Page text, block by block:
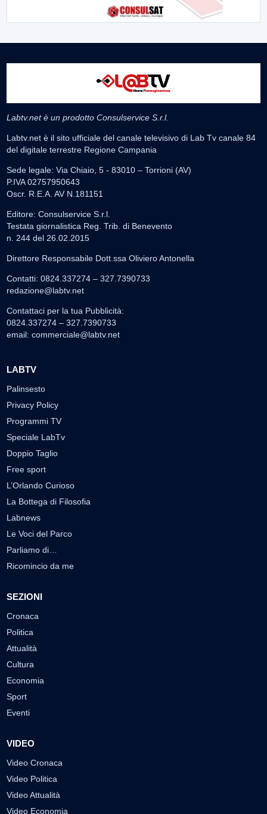
Labtv.net è un prodotto Consulservice S.r.l.
Labtv.net è il sito ufficiale del canale televisivo di Lab Tv canale 84
del digitale terrestre Regione Campania
Sede legale: Via Chiaio, 5 - 83010 – Torrioni (AV)
P.IVA 02757950643
Oscr. R.E.A. AV N.181151
Editore: Consulservice S.r.l.
Testata giornalistica Reg. Trib. di Benevento
n. 244 del 26.02.2015
Direttore Responsabile Dott.ssa Oliviero Antonella
Contatti: 0824.337274 – 327.7390733
redazione@labtv.net
Contattaci per la tua Pubblicità:
0824.337274 – 327.7390733
email: commerciale@labtv.net
LABTV
Palinsesto
Privacy Policy
Programmi TV
Speciale LabTv
Doppio Taglio
Free sport
L’Orlando Curioso
La Bottega di Filosofia
Labnews
Le Voci del Parco
Parliamo di…
Ricomincio da me
SEZIONI
Cronaca
Politica
Attualità
Cultura
Economia
Sport
Eventi
VIDEO
Video Cronaca
Video Politica
Video Attualità
Video Economia